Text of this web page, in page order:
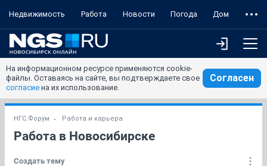
Недвижимость Работа Новости Погода Дом
На информационном ресурсе применяются cookie-
файлы. Оставаясь на сайте, вы подтверждаете свое
согласие на их использование.
Согласен
НГС.Форум Работа и карьера
Работа в Новосибирске
Создать тему